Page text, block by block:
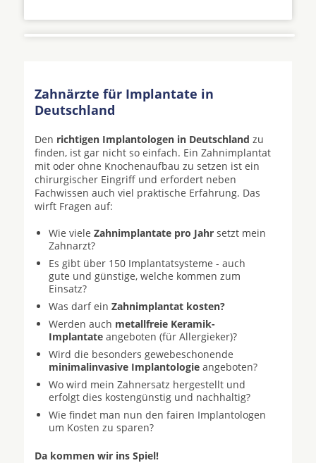
Zahnärzte für Implantate in
Deutschland
Den richtigen Implantologen in Deutschland zu
finden, ist gar nicht so einfach. Ein Zahnimplantat
mit oder ohne Knochenaufbau zu setzen ist ein
chirurgischer Eingriff und erfordert neben
Fachwissen auch viel praktische Erfahrung. Das
wirft Fragen auf:
Wie viele Zahnimplantate pro Jahr setzt mein
Zahnarzt?
Es gibt über 150 Implantatsysteme - auch
gute und günstige, welche kommen zum
Einsatz?
Was darf ein Zahnimplantat kosten?
Werden auch metallfreie Keramik-
Implantate angeboten (für Allergieker)?
Wird die besonders gewebeschonende
minimalinvasive Implantologie angeboten?
Wo wird mein Zahnersatz hergestellt und
erfolgt dies kostengünstig und nachhaltig?
Wie findet man nun den fairen Implantologen
um Kosten zu sparen?
Da kommen wir ins Spiel!